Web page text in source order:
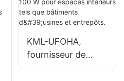
les ateliers de
réparation et les
KML-UFOHA,
fournisseur de
luminaires LED